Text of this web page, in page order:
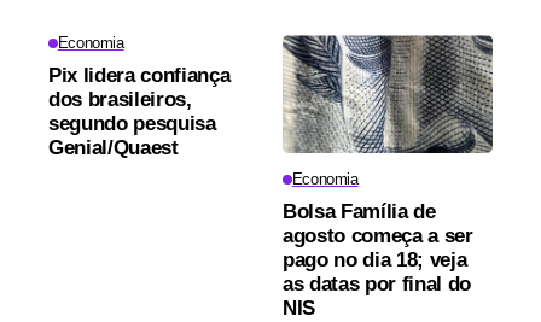
Economia
Pix lidera confiança
dos brasileiros,
segundo pesquisa
Genial/Quaest
Economia
Bolsa Família de
agosto começa a ser
pago no dia 18; veja
as datas por final do
NIS